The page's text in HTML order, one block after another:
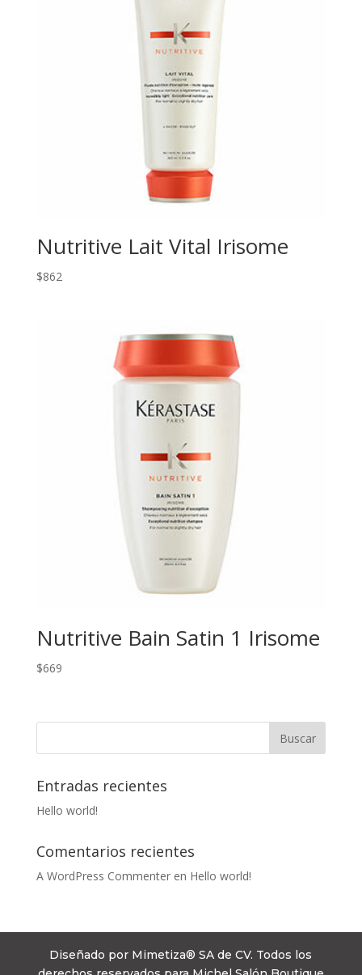
Nutritive Lait Vital Irisome
$862
Nutritive Bain Satin 1 Irisome
$669
Entradas recientes
Hello world!
Comentarios recientes
A WordPress Commenteren Hello world!
Diseñado por Mimetiza® SA de CV. Todos los